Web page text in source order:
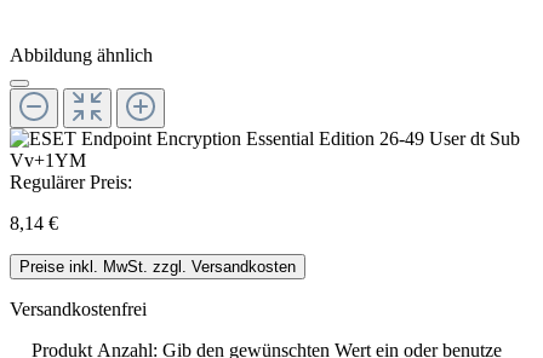
Abbildung ähnlich
Regulärer Preis:
8,14 €
Preise inkl. MwSt. zzgl. Versandkosten
Versandkostenfrei
Produkt Anzahl: Gib den gewünschten Wert ein oder benutze